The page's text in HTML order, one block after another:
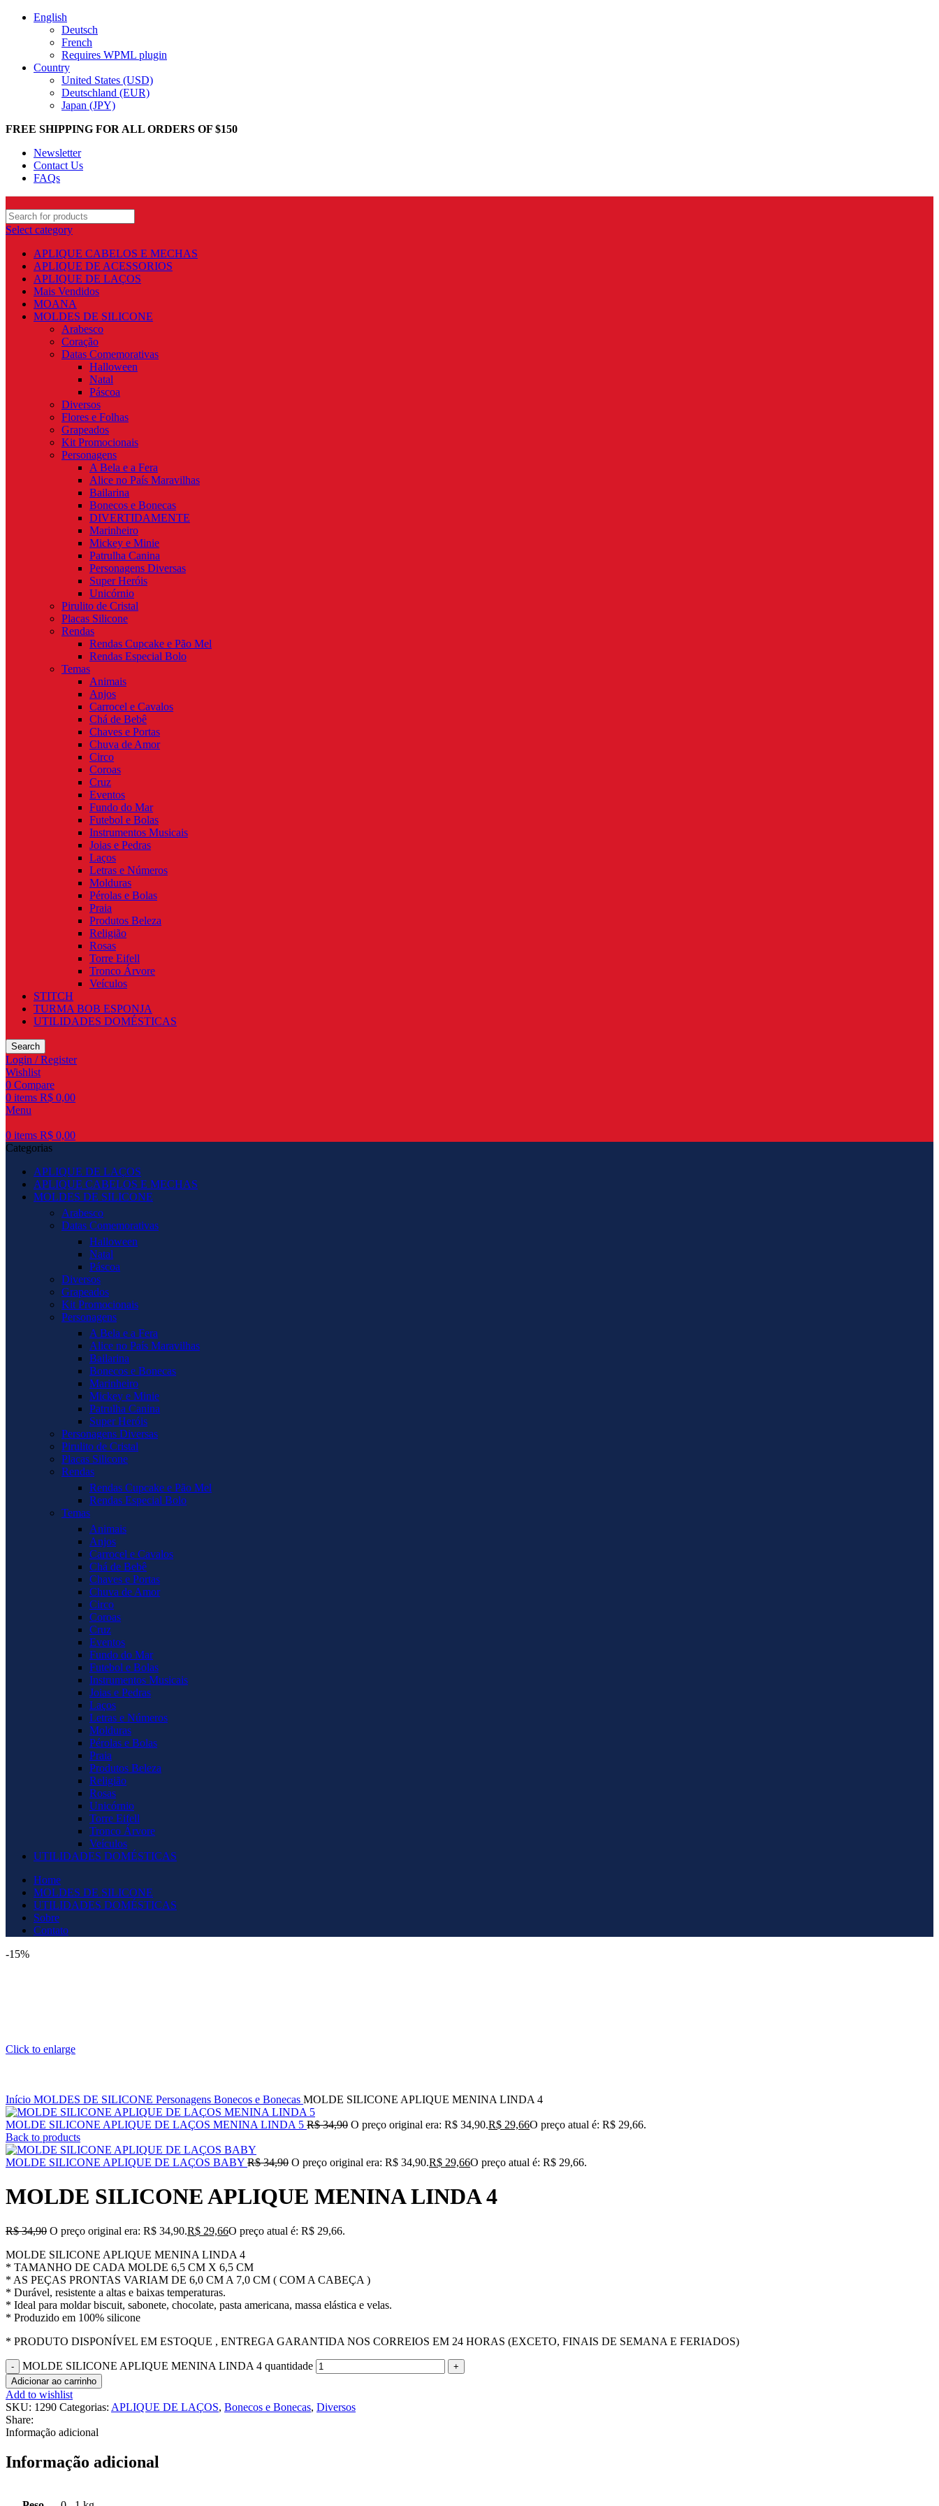
English
Deutsch
French
Requires WPML plugin
Country
United States (USD)
Deutschland (EUR)
Japan (JPY)
FREE SHIPPING FOR ALL ORDERS OF $150
Newsletter
Contact Us
FAQs
Select category
APLIQUE CABELOS E MECHAS
APLIQUE DE ACESSORIOS
APLIQUE DE LAÇOS
Mais Vendidos
MOANA
MOLDES DE SILICONE
Arabesco
Coração
Datas Comemorativas
Halloween
Natal
Páscoa
Diversos
Flores e Folhas
Grapeados
Kit Promocionais
Personagens
A Bela e a Fera
Alice no País Maravilhas
Bailarina
Bonecos e Bonecas
DIVERTIDAMENTE
Marinheiro
Mickey e Minie
Patrulha Canina
Personagens Diversas
Super Heróis
Unicórnio
Pirulito de Cristal
Placas Silicone
Rendas
Rendas Cupcake e Pão Mel
Rendas Especial Bolo
Temas
Animais
Anjos
Carrocel e Cavalos
Chá de Bebê
Chaves e Portas
Chuva de Amor
Circo
Coroas
Cruz
Eventos
Fundo do Mar
Futebol e Bolas
Instrumentos Musicais
Joias e Pedras
Laços
Letras e Números
Molduras
Pérolas e Bolas
Praia
Produtos Beleza
Religião
Rosas
Torre Eifell
Tronco Árvore
Veículos
STITCH
TURMA BOB ESPONJA
UTILIDADES DOMÉSTICAS
Search
Login / Register
Wishlist
0 Compare
0 items R$ 0,00
Menu
0 items R$ 0,00
Categorias
APLIQUE DE LAÇOS
APLIQUE CABELOS E MECHAS
MOLDES DE SILICONE
Arabesco
Datas Comemorativas
Halloween
Natal
Páscoa
Diversos
Grapeados
Kit Promocionais
Personagens
A Bela e a Fera
Alice no País Maravilhas
Bailarina
Bonecos e Bonecas
Marinheiro
Mickey e Minie
Patrulha Canina
Super Heróis
Personagens Diversas
Pirulito de Cristal
Placas Silicone
Rendas
Rendas Cupcake e Pão Mel
Rendas Especial Bolo
Temas
Animais
Anjos
Carrocel e Cavalos
Chá de Bebê
Chaves e Portas
Chuva de Amor
Circo
Coroas
Cruz
Eventos
Fundo do Mar
Futebol e Bolas
Instrumentos Musicais
Joias e Pedras
Laços
Letras e Números
Molduras
Pérolas e Bolas
Praia
Produtos Beleza
Religião
Rosas
Unicórnio
Torre Eifell
Tronco Árvore
Veículos
UTILIDADES DOMÉSTICAS
Home
MOLDES DE SILICONE
UTILIDADES DOMÉSTICAS
Sobre
Contato
-15%
Click to enlarge
Início MOLDES DE SILICONE Personagens Bonecos e Bonecas MOLDE SILICONE APLIQUE MENINA LINDA 4
MOLDE SILICONE APLIQUE DE LAÇOS MENINA LINDA 5 R$34,90 O preço original era: R$ 34,90.R$ 29,66O preço atual é: R$ 29,66.
Back to products
MOLDE SILICONE APLIQUE DE LAÇOS BABY R$34,90 O preço original era: R$ 34,90.R$ 29,66O preço atual é: R$ 29,66.
MOLDE SILICONE APLIQUE MENINA LINDA 4
R$34,90 O preço original era: R$ 34,90.R$ 29,66O preço atual é: R$ 29,66.
MOLDE SILICONE APLIQUE MENINA LINDA 4
* TAMANHO DE CADA MOLDE 6,5 CM X 6,5 CM
* AS PEÇAS PRONTAS VARIAM DE 6,0 CM A 7,0 CM ( COM A CABEÇA )
* Durável, resistente a altas e baixas temperaturas.
* Ideal para moldar biscuit, sabonete, chocolate, pasta americana, massa elástica e velas.
* Produzido em 100% silicone
* PRODUTO DISPONÍVEL EM ESTOQUE , ENTREGA GARANTIDA NOS CORREIOS EM 24 HORAS (EXCETO, FINAIS DE SEMANA E FERIADOS)
MOLDE SILICONE APLIQUE MENINA LINDA 4 quantidade
Adicionar ao carrinho
Add to wishlist
SKU: 1290 Categorias: APLIQUE DE LAÇOS, Bonecos e Bonecas, Diversos
Share:
Informação adicional
Informação adicional